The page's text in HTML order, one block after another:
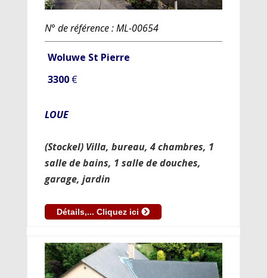
N° de référence : ML-00654
Woluwe St Pierre
3300€
LOUE
(Stockel) Villa, bureau, 4 chambres, 1
salle de bains, 1 salle de douches,
garage, jardin
Détails,... Cliquez ici